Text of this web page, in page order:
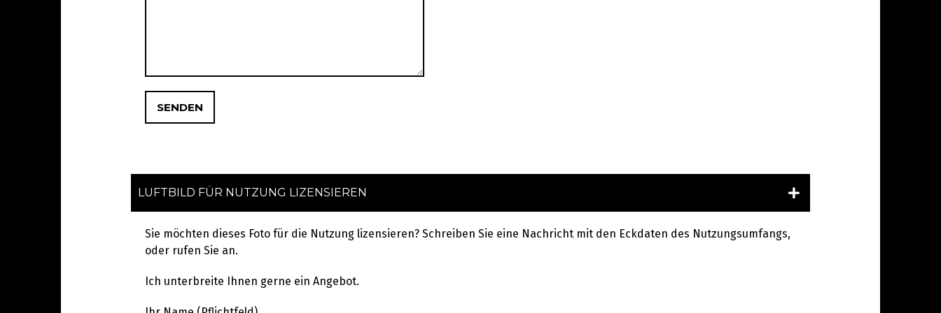
LUFTBILD FÜR NUTZUNG LIZENSIEREN
Sie möchten dieses Foto für die Nutzung lizensieren? Schreiben Sie eine Nachricht mit den Eckdaten des Nutzungsumfangs,
oder rufen Sie an.
Ich unterbreite Ihnen gerne ein Angebot.